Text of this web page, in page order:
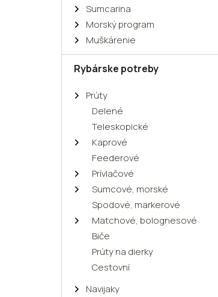
Sumcarina
Morský program
Muškárenie
Rybárske potreby
Prúty
Delené
Teleskopické
Kaprové
Feederové
Prívlačové
Sumcové, morské
Spodové, markerové
Matchové, bolognesové
Biče
Prúty na dierky
Cestovní
Navijaky